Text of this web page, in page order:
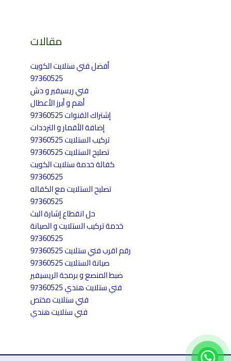
مقالات
أفضل فني ستلايت الكويت
97360525
فني ريسيفير و دش
أهم و أبرز الأعطال
إشتراك القنوات 97360525
إضافة الأقمار و الترددات
تركيب الستلايت 97360525
تصليح الستلايت 97360525
كفالة خدمة ستلايت الكويت
97360525
تصليح الستلايت مع الكفاله
97360525
حل انقطاع إشارة البث
خدمة تركيب الستلايت و الصيانة
97360525
رقم اقرب فني ستلايت 97360525
صيانة الستلايت 97360525
ضبط المنصع و برمجة الريسيفير
فني ستلايت هندي 97360525
فني ستلايت مختص
فني ستلايت هندي